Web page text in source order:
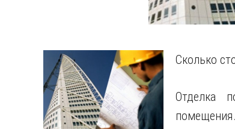
Сколько
Отделка